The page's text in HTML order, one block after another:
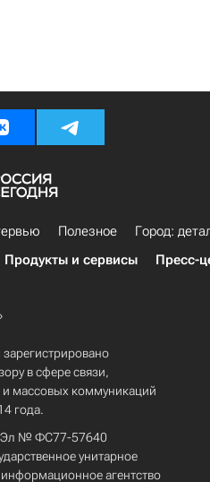
Полезное
Город:
Продукты и сервисы Пресс-
в сфере связи,
массовых коммуникаций
года.
Эл № ФС77-57640
унитарное
агентство